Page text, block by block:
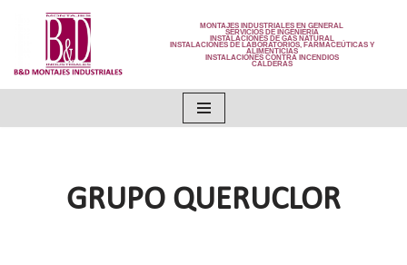
al
contenido
MONTAJES INDUSTRIALES EN GENERAL
SERVICIOS DE INGENIERÍA
INSTALACIONES DE GAS NATURAL
INSTALACIONES DE LABORATORIOS, FARMACEÚTICAS Y
ALIMENTICIAS
INSTALACIONES CONTRA INCENDIOS
CALDERAS
GRUPO QUERUCLOR